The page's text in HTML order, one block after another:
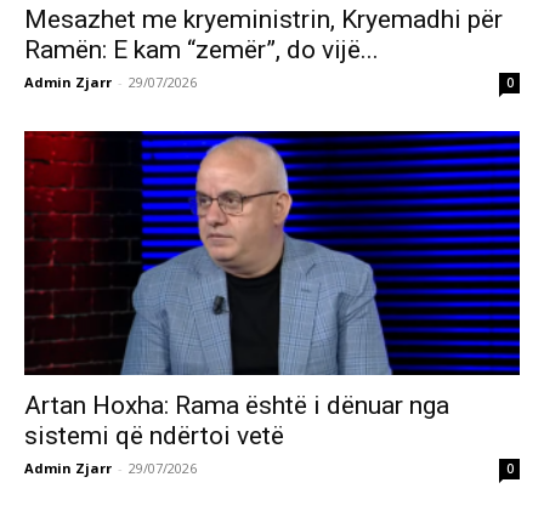
Mesazhet me kryeministrin, Kryemadhi për
Ramën: E kam “zemër”, do vijë...
Admin Zjarr - 29/07/2026 0
Artan Hoxha: Rama është i dënuar nga
sistemi që ndërtoi vetë
Admin Zjarr - 29/07/2026 0